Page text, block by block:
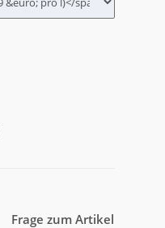
Frage zum Artikel